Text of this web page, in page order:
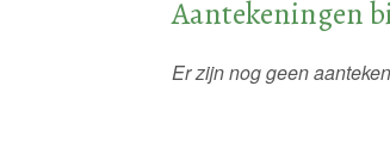
Aantekeningen
Er zijn nog geen